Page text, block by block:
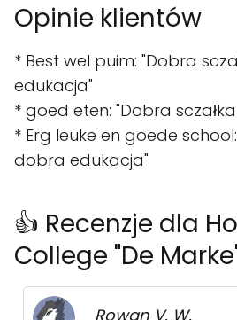
Opinie klientów
* Best wel puim: "Dobra
edukacja"
* goed eten: "Dobra
* Erg leuke en goede
dobra edukacja"
👍 Recenzje dla
College "De
Rowan V. W.